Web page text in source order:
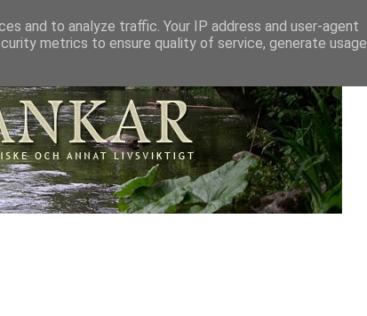
and to analyze traffic. Your IP address and user-agent
metrics to ensure quality of service, generate usage